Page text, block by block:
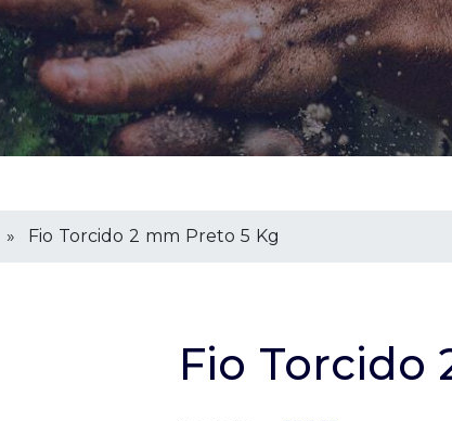
» Fio Torcido 2 mm Preto 5 Kg
Fio Torcido